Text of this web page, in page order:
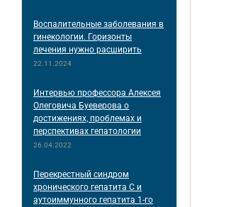
Воспалительные заболевания в
гинекологии. Горизонты
лечения нужно расширить
22.11.2024
Интервью профессора Алексея
Олеговича Буеверова о
достижениях, проблемах и
перспективах гепатологии
26.04.2022
Перекрестный синдром
хронического гепатита С и
аутоиммунного гепатита 1-го